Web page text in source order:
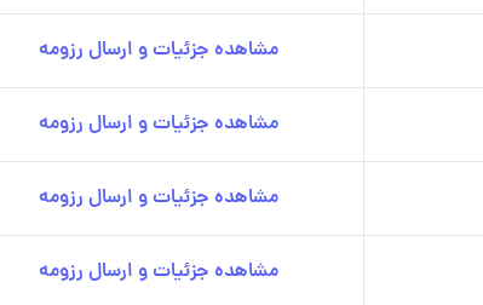
مشاهده جزئیات و ارسال رزومه
مشاهده جزئیات و ارسال رزومه
مشاهده جزئیات و ارسال رزومه
مشاهده جزئیات و ارسال رزومه